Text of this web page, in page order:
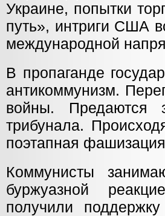
Украине, попытки
путь», интриги США
международной
В пропаганде
антикоммунизм.
войны. Предаются
трибунала.
поэтапная
Коммунисты
буржуазной
получили